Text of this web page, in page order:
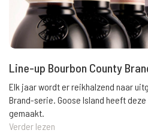
Line-up Bourbon County
Elk jaar wordt er reikhalzend naar
Brand-serie. Goose Island heeft
gemaakt.
Verder lezen